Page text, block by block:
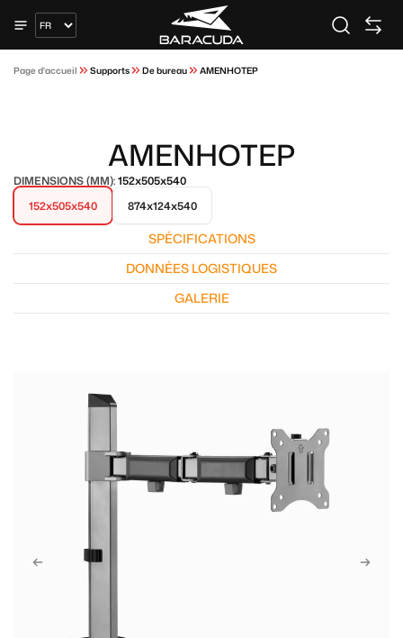
Page d'accueil Supports De bureau AMENHOTEP
AMENHOTEP
DIMENSIONS (MM):152x505x540
152x505x540
874x124x540
SPÉCIFICATIONS
DONNÉES LOGISTIQUES
GALERIE